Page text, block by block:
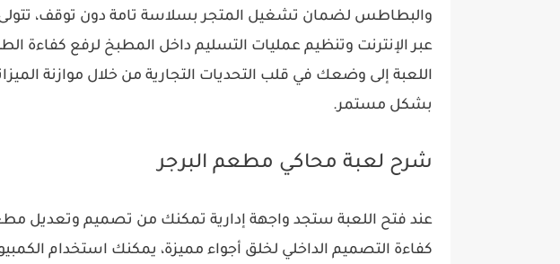
والبطاطس لضمان تشغيل المتجر بسلاسة تامة دون توقف، تتولى
عبر الإنترنت وتنظيم عمليات التسليم داخل المطبخ لرفع كفاءة
اللعبة إلى وضعك في قلب التحديات التجارية من خلال موازنة
بشكل مستمر.
شرح لعبة محاكي مطعم البرجر
عند فتح اللعبة ستجد واجهة إدارية تمكنك من تصميم وتعديل
كفاءة التصميم الداخلي لخلق أجواء مميزة، يمكنك استخدام